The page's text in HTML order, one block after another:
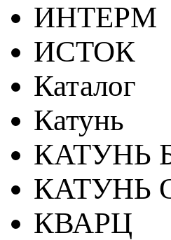
ИНТЕРМ
ИСТОК
Каталог
Катунь
КАТУНЬ
КАТУНЬ
КВАРЦ